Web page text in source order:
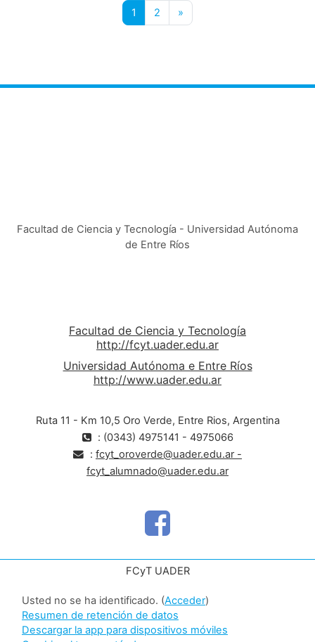
1 Página 1
2 Página 2
»
Facultad de Ciencia y Tecnología - Universidad Autónoma
de Entre Ríos
Facultad de Ciencia y Tecnología
http://fcyt.uader.edu.ar
Universidad Autónoma e Entre Ríos
http://www.uader.edu.ar
Ruta 11 - Km 10,5 Oro Verde, Entre Rios, Argentina
: (0343) 4975141 - 4975066
: fcyt_oroverde@uader.edu.ar -
fcyt_alumnado@uader.edu.ar
FCyT UADER
Usted no se ha identificado. (Acceder)
Resumen de retención de datos
Descargar la app para dispositivos móviles